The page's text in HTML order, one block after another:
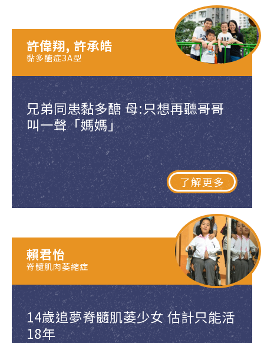
兄弟同患黏多醣 母:只想再聽哥哥
叫一聲「媽媽」
了解更多
許偉翔, 許承皓
黏多醣症3A型
14歲追夢脊髓肌萎少女 估計只能活
18年
賴君怡
脊髓肌肉萎縮症